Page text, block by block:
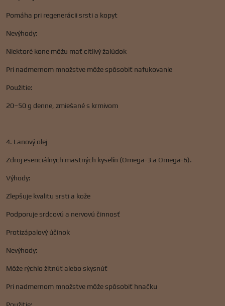
Pomáha pri regenerácii srsti a kopyt
Nevýhody:
Niektoré kone môžu mať citlivý žalúdok
Pri nadmernom množstve môže spôsobiť nafukovanie
Použitie:
20–50 g denne, zmiešané s krmivom
4. Lanový olej
Zdroj esenciálnych mastných kyselín (Omega-3 a Omega-6).
Výhody:
Zlepšuje kvalitu srsti a kože
Podporuje srdcovú a nervovú činnosť
Protizápalový účinok
Nevýhody:
Môže rýchlo žltnúť alebo skysnúť
Pri nadmernom množstve môže spôsobiť hnačku